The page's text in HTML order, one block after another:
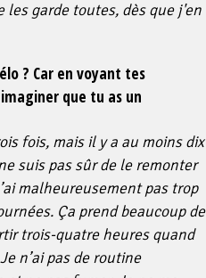
les garde toutes, dès que j'en
? Car en voyant tes
que tu as un
fois, mais il y a au moins dix
suis pas sûr de le remonter
malheureusement pas trop
Ça prend beaucoup de
trois-quatre heures quand
n’ai pas de routine